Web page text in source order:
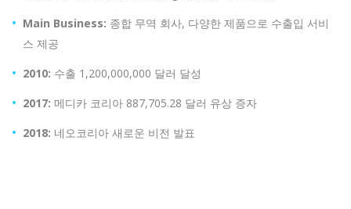
Main Business: 종합 무역 회사, 다양한 제품으로 수출입 서비
스 제공
2010: 수출 1,200,000,000 달러 달성
2017: 메디카 코리아 887,705.28 달러 유상 증자
2018: 네오코리아 새로운 비전 발표